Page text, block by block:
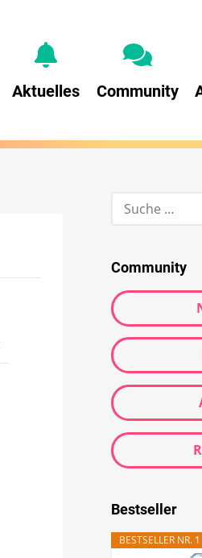
Aktuelles Community
Community
Bestseller
BESTSELLER NR. 1